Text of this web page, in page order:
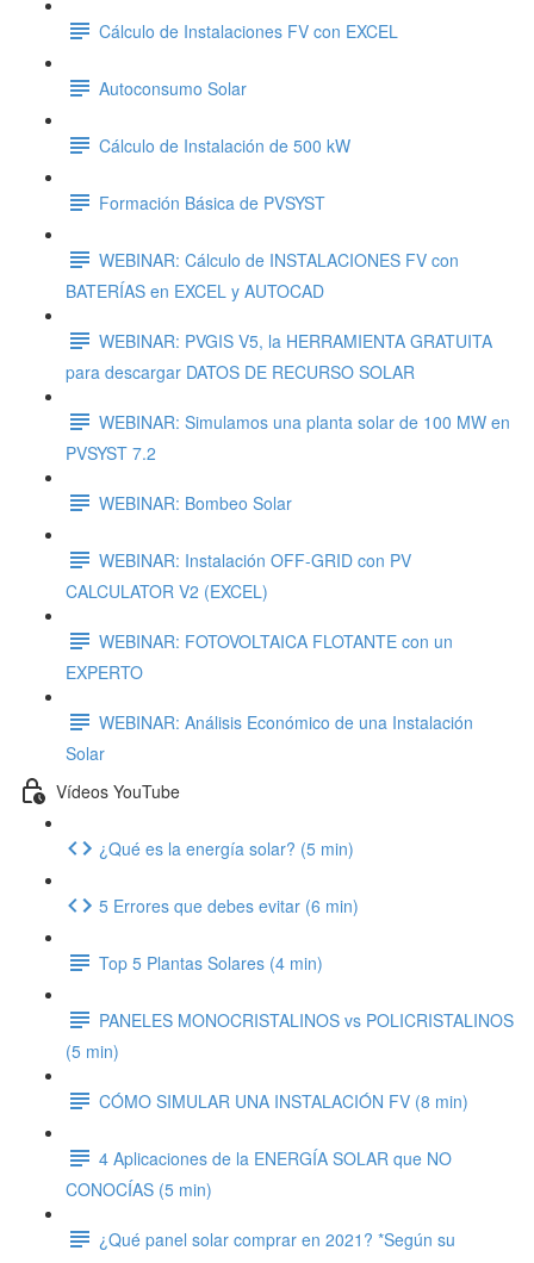
Cálculo de Instalaciones FV con EXCEL
Autoconsumo Solar
Cálculo de Instalación de 500 kW
Formación Básica de PVSYST
WEBINAR: Cálculo de INSTALACIONES FV con
BATERÍAS en EXCEL y AUTOCAD
WEBINAR: PVGIS V5, la HERRAMIENTA GRATUITA
para descargar DATOS DE RECURSO SOLAR
WEBINAR: Simulamos una planta solar de 100 MW en
PVSYST 7.2
WEBINAR: Bombeo Solar
WEBINAR: Instalación OFF-GRID con PV
CALCULATOR V2 (EXCEL)
WEBINAR: FOTOVOLTAICA FLOTANTE con un
EXPERTO
WEBINAR: Análisis Económico de una Instalación
Solar
Vídeos YouTube
¿Qué es la energía solar? (5 min)
5 Errores que debes evitar (6 min)
Top 5 Plantas Solares (4 min)
PANELES MONOCRISTALINOS vs POLICRISTALINOS
(5 min)
CÓMO SIMULAR UNA INSTALACIÓN FV (8 min)
4 Aplicaciones de la ENERGÍA SOLAR que NO
CONOCÍAS (5 min)
¿Qué panel solar comprar en 2021? *Según su